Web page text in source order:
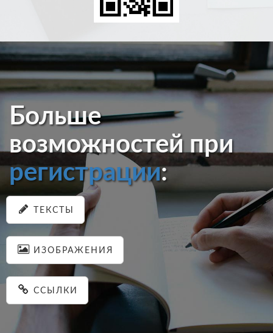
Больше
возможностей при
регистрации:
ТЕКСТЫ
ИЗОБРАЖЕНИЯ
ССЫЛКИ